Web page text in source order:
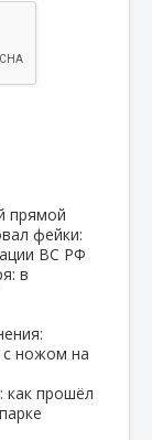
прямой
фейки:
ВС РФ
в
с ножом на
как прошёл